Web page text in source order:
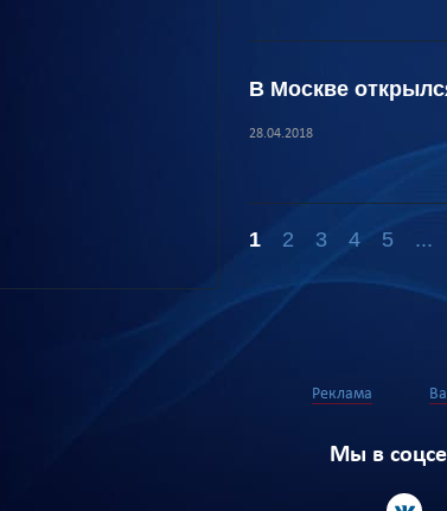
В Москве
28.04.2018
1 2 3 4 5 ...
Реклама
Мы в